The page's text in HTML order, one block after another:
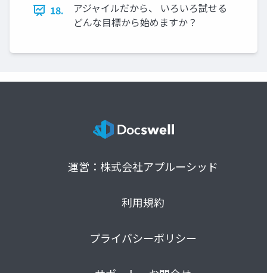
18.
アジャイルだから、 いろいろ試せる
どんな目標から始めますか？
運営：株式会社アプルーシッド
利用規約
プライバシーポリシー